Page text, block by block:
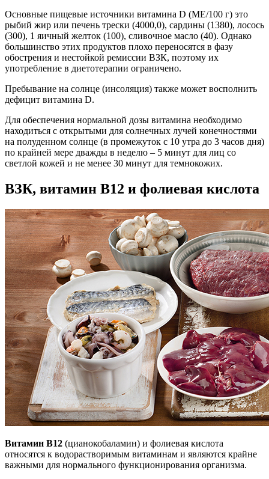
Основные пищевые источники витамина D (МЕ/100 г) это
рыбий жир или печень трески (4000,0), сардины (1380), лосось
(300), 1 яичный желток (100), сливочное масло (40). Однако
большинство этих продуктов плохо переносятся в фазу
обострения и нестойкой ремиссии ВЗК, поэтому их
употребление в диетотерапии ограничено.
Пребывание на солнце (инсоляция) также может восполнить
дефицит витамина D.
Для обеспечения нормальной дозы витамина необходимо
находиться с открытыми для солнечных лучей конечностями
на полуденном солнце (в промежуток с 10 утра до 3 часов дня)
по крайней мере дважды в неделю – 5 минут для лиц со
светлой кожей и не менее 30 минут для темнокожих.
ВЗК, витамин В12 и фолиевая кислота
Витамин В12 (цианокобаламин) и фолиевая кислота
относятся к водорастворимым витаминам и являются крайне
важными для нормального функционирования организма.